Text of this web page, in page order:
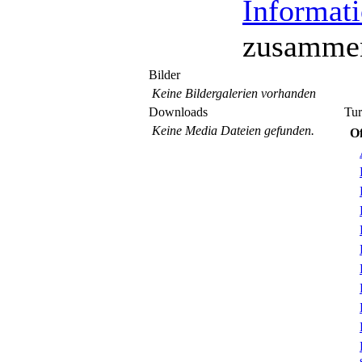
Bilder
Keine Bildergalerien vorhanden
Downloads
Keine Media Dateien gefunden.